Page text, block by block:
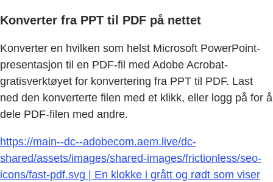
Konverter fra PPT til PDF på nettet
Konverter en hvilken som helst Microsoft PowerPoint-
presentasjon til en PDF-fil med Adobe Acrobat-
gratisverktøyet for konvertering fra PPT til PDF. Last
ned den konverterte filen med et klikk, eller logg på for å
dele PDF-filen med andre.
https://main--dc--adobecom.aem.live/dc-
shared/assets/images/shared-images/frictionless/seo-
icons/fast-pdf.svg | En klokke i grått og rødt som viser